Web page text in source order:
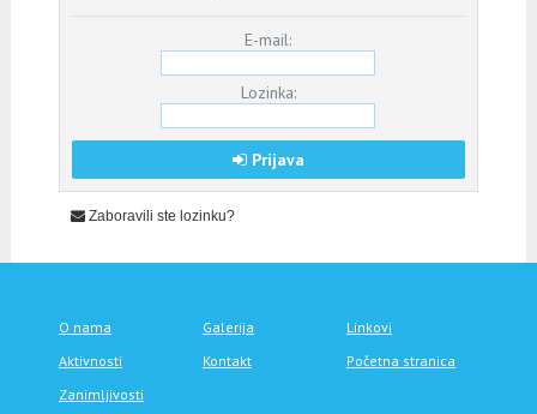
E-mail:
Lozinka:
Prijava
Zaboravili ste lozinku?
O nama Galerija
Linkovi
Aktivnosti
Kontakt
Početna stranica
Zanimljivosti